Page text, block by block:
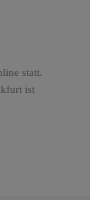
statt.
ist